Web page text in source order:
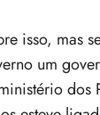
isso, mas
um